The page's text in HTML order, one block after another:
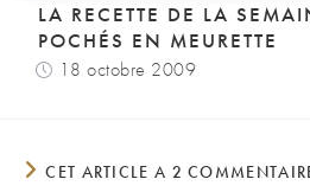
LA RECETTE DE LA
POCHÉS EN MEURETTE
18 octobre 2009
CET ARTICLE A 2